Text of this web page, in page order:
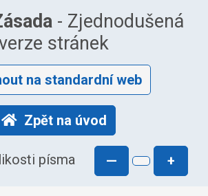
- Zjednodušená
stránek
na standardní web
Zpět na úvod
písma — +